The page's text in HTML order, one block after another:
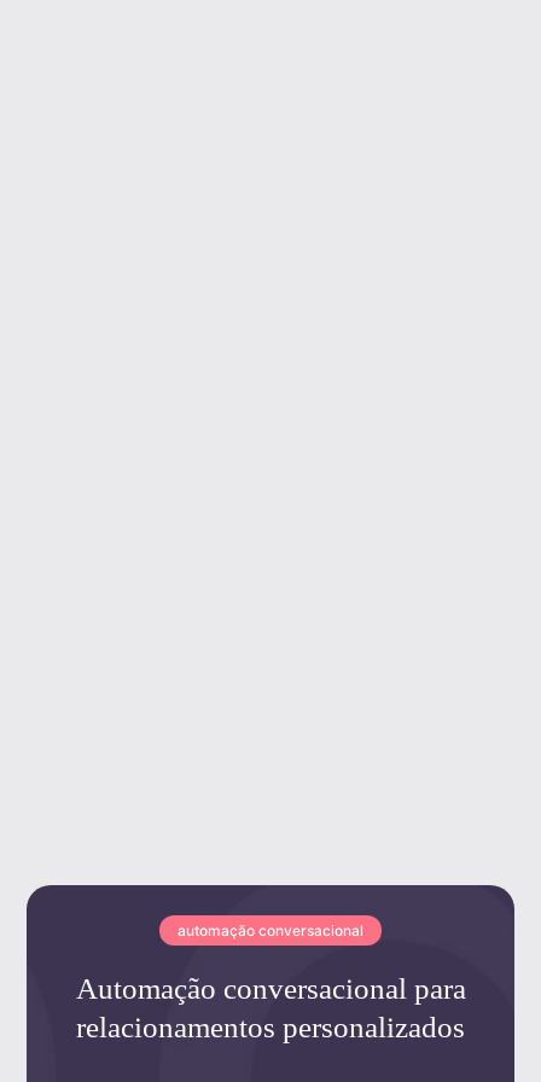
automação conversacional
Automação conversacional para
relacionamentos personalizados